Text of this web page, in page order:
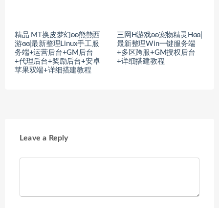
精品 MT换皮梦幻ʚʚ熊熊西
游ɞɞ|最新整理Linux手工服
务端+运营后台+GM后台
+代理后台+奖励后台+安卓
苹果双端+详细搭建教程
三网H游戏ʚʚ宠物精灵Hɞɞ|
最新整理Win一键服务端
+多区跨服+GM授权后台
+详细搭建教程
Leave a Reply